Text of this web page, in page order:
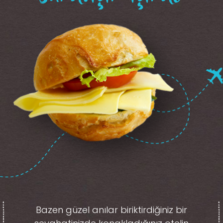
Bazen güzel anılar biriktirdiğiniz bir